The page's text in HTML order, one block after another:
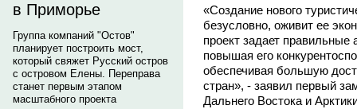
в Приморье
Группа компаний "Остов"
планирует построить мост,
который свяжет Русский остров
с островом Елены. Переправа
станет первым этапом
масштабного проекта
«Создание нового
безусловно, оживит ее
проект задает правильные
повышая его
обеспечивая большую
стран», - заявил первый
Дальнего Востока и